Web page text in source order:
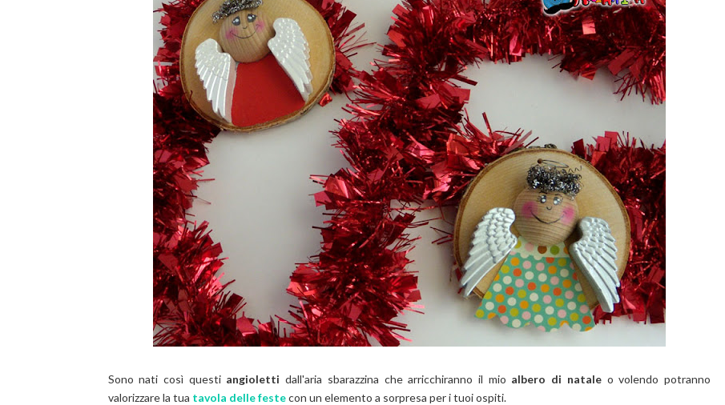
Sono nati così questi angioletti dall'aria sbarazzina che arricchiranno il mio albero di natale o volendo potranno
valorizzare la tua tavola delle festecon un elemento a sorpresa per i tuoi ospiti.